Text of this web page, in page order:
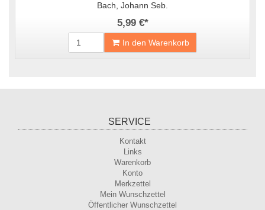
Bach, Johann Seb.
5,99 €*
In den Warenkorb
SERVICE
Kontakt
Links
Warenkorb
Konto
Merkzettel
Mein Wunschzettel
Öffentlicher Wunschzettel